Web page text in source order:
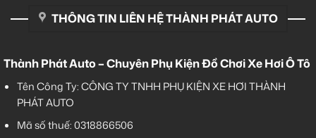
THÔNG TIN LIÊN HỆ THÀNH PHÁT AUTO
Thành Phát Auto – Chuyên Phụ Kiện Đồ Chơi Xe Hơi Ô Tô
Tên Công Ty: CÔNG TY TNHH PHỤ KIỆN XE HƠI THÀNH
PHÁT AUTO
Mã số thuế: 0318866506